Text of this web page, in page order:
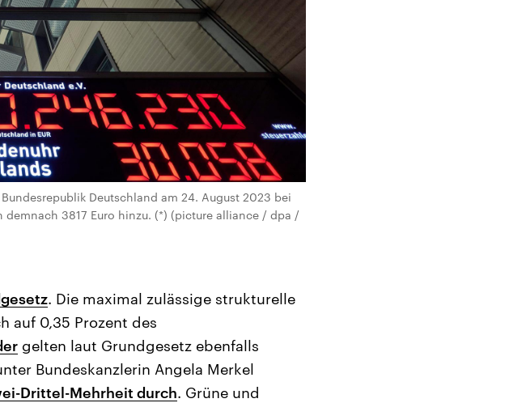
Deutschland am 24. August 2023 bei
demnach 3817 Euro hinzu. (*) (picture alliance / dpa /
. Die maximal zulässige strukturelle
auf 0,35 Prozent des
gelten laut Grundgesetz ebenfalls
Bundeskanzlerin Angela Merkel
Drittel-Mehrheit durch. Grüne und